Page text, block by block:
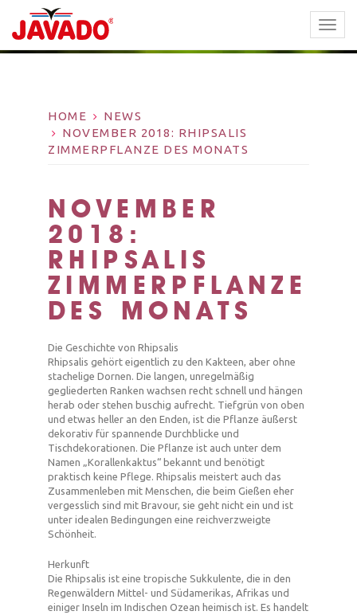
HOME
NEWS
NOVEMBER 2018: RHIPSALIS
ZIMMERPFLANZE DES MONATS
NOVEMBER
2018:
RHIPSALIS
ZIMMERPFLANZE
DES MONATS
Die Geschichte von Rhipsalis
Rhipsalis gehört eigentlich zu den Kakteen, aber ohne
stachelige Dornen. Die langen, unregelmäßig
gegliederten Ranken wachsen recht schnell und hängen
herab oder stehen buschig aufrecht. Tiefgrün von oben
und etwas heller an den Enden, ist die Pflanze äußerst
dekorativ für spannende Durchblicke und
Tischdekorationen. Die Pflanze ist auch unter dem
Namen „Korallenkaktus“ bekannt und benötigt
praktisch keine Pflege. Rhipsalis meistert auch das
Zusammenleben mit Menschen, die beim Gießen eher
vergesslich sind mit Bravour, sie geht nicht ein und ist
unter idealen Bedingungen eine reichverzweigte
Schönheit.
Herkunft
Die Rhipsalis ist eine tropische Sukkulente, die in den
Regenwäldern Mittel- und Südamerikas, Afrikas und
einiger Inseln im Indischen Ozean heimisch ist. Es handelt